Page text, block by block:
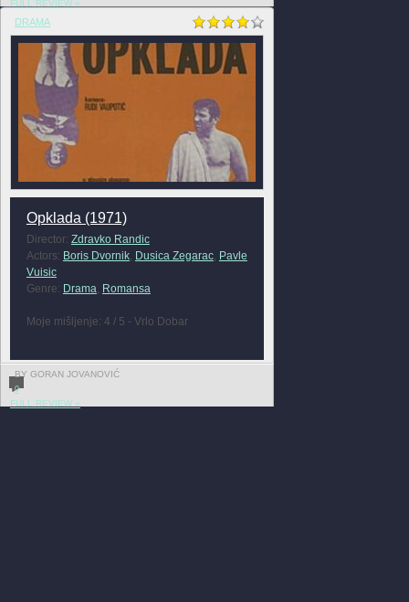
FULL REVIEW »
DRAMA
Opklada (1971)
Director: Zdravko Randic
Actors: Boris Dvornik, Dusica Zegarac, Pavle
Vuisic
Genre: Drama, Romansa
Moje mišljenje: 4 / 5 - Vrlo Dobar
BY GORAN JOVANOVIĆ
0
FULL REVIEW »